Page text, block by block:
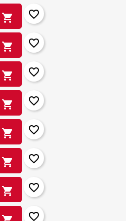
shopping_cart favorite_border
shopping_cart favorite_border
shopping_cart favorite_border
shopping_cart favorite_border
shopping_cart favorite_border
shopping_cart favorite_border
shopping_cart favorite_border
favorite_border